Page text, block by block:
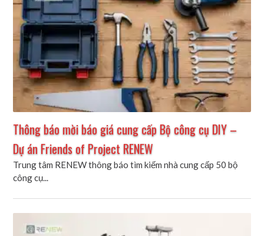
Thông báo mời báo giá cung cấp Bộ công cụ DIY –
Dự án Friends of Project RENEW
Trung tâm RENEW thông báo tìm kiếm nhà cung cấp 50 bộ
công cụ...